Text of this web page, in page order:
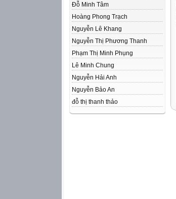
Đỗ Minh Tâm
Hoàng Phong Trạch
Nguyễn Lê Khang
Nguyễn Thị Phương Thanh
Phạm Thị Minh Phụng
Lê Minh Chung
Nguyễn Hải Anh
Nguyễn Bảo An
đỗ thị thanh thảo